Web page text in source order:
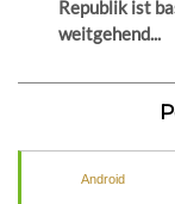
Republik ist
weitgehend...
Android